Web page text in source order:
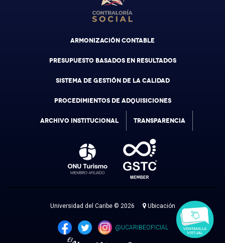
ARMONIZACIÓN CONTABLE
PRESUPUESTO BASADOS EN RESULTADOS
SISTEMA DE GESTIÓN DE LA CALIDAD
PROCEDIMIENTOS DE ADQUISICIONES
ARCHIVO INSTITUCIONAL TRANSPARENCIA
Universidad del Caribe © 2026 Ubicación
@UCARIBEOFICIAL